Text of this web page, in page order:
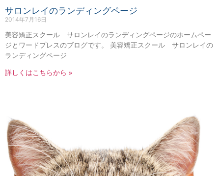
サロンレイのランディングページ
2014年7月16日
美容矯正スクール サロンレイのランディングページのホームペー
ジとワードプレスのブログです。 美容矯正スクール サロンレイの
ランディングページ
詳しくはこちらから »